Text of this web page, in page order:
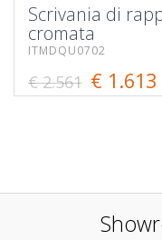
Scrivania di
cromata
ITMDQU0702
€ 2.561 € 1.613